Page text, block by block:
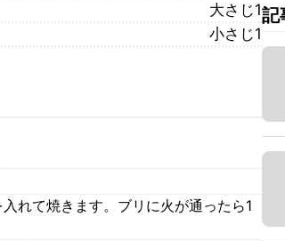
大さじ1
小さじ1
れて焼きます。ブリに火が通ったら1
記